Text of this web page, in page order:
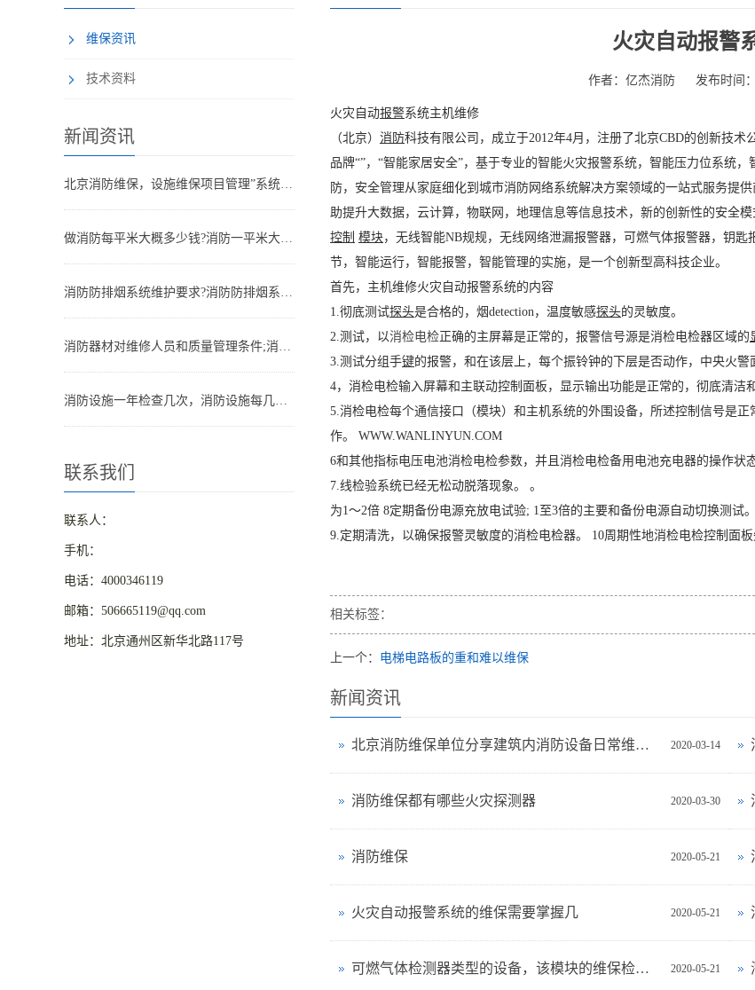
维保资讯
技术资料
新闻资讯
北京消防维保，设施维保项目管理”系统应急启动功能的数量应如何填写？
做消防每平米大概多少钱?消防一平米大约多少钱
消防防排烟系统维护要求?消防防排烟系统包括什么
消防器材对维修人员和质量管理条件;消防器材管理要求
消防设施一年检查几次，消防设施每几年检查一次
联系我们
联系人：
手机：
电话：4000346119
邮箱：506665119@qq.com
地址：北京通州区新华北路117号
火灾自动报警
作者：亿杰消防 发布时间
火灾自动报警系统主机维修
（北京） 消防科技有限公司，成立于2012年4月，注册了北京CBD的创新技术
品牌“”，“智能家居安全”，基于专业的智能火灾报警系统，智能压力位系统
防，安全管理从家庭细化到城市消防网络系统解决方案领域的一站式服务提
助提升大数据，云计算，物联网，地理信息等信息技术，新的创新性的安全模
控制 模块，无线智能NB规规，无线网络泄漏报警器，可燃气体报警器，钥
节，智能运行，智能报警，智能管理的实施，是一个创新型高科技企业。
首先，主机维修火灾自动报警系统的内容
1.彻底测试探头是合格的，烟detection，温度敏感探头的灵敏度。
2.测试，以消检电检正确的主屏幕是正常的，报警信号源是消检电检器区域的
3.测试分组手键的报警，和在该层上，每个振铃钟的下层是否动作，中央火警
4，消检电检输入屏幕和主联动控制面板，显示输出功能是正常的，彻底清洁
5.消检电检每个通信接口（模块）和主机系统的外围设备，所述控制信号是
作。 WWW.WANLINYUN.COM
6和其他指标电压电池消检电检参数，并且消检电检备用电池充电器的操作状
7.线检验系统已经无松动脱落现象。 。
为1〜2倍 8定期备份电源充放电试验; 1至3倍的主要和备份电源自动切换测试。
9.定期清洗，以确保报警灵敏度的消检电检器。 10周期性地消检电检控制面
相关标签：
上一个： 电梯电路板的重和难以维保
新闻资讯
2020-03-14
北京消防维保单位分享建筑内消防设备日常维护标准
2020-03-30
消防维保都有哪些火灾探测器
2020-05-21
消防维保
2020-05-21
火灾自动报警系统的维保需要掌握几
2020-05-21
可燃气体检测器类型的设备，该模块的维保检查，保养